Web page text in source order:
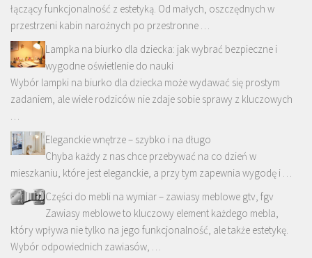
łączący funkcjonalność z estetyką. Od małych, oszczędnych w
przestrzeni kabin narożnych po przestronne …
Lampka na biurko dla dziecka: jak wybrać bezpieczne i
wygodne oświetlenie do nauki
Wybór lampki na biurko dla dziecka może wydawać się prostym
zadaniem, ale wiele rodziców nie zdaje sobie sprawy z kluczowych
…
Eleganckie wnętrze – szybko i na długo
Chyba każdy z nas chce przebywać na co dzień w
mieszkaniu, które jest eleganckie, a przy tym zapewnia wygodę i …
Części do mebli na wymiar – zawiasy meblowe gtv, fgv
Zawiasy meblowe to kluczowy element każdego mebla,
który wpływa nie tylko na jego funkcjonalność, ale także estetykę.
Wybór odpowiednich zawiasów, …